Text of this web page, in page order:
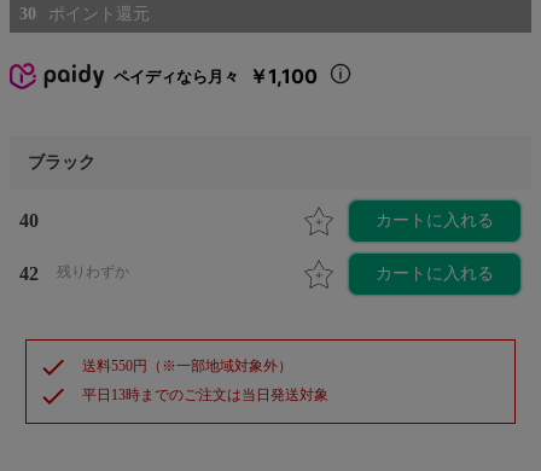
30
ペイディなら月々 ￥1,100
ブラック
40 カートに入れる
42 残りわずか カートに入れる
check 送料550円（※一部地域対象外）
check 平日13時までのご注文は当日発送対象